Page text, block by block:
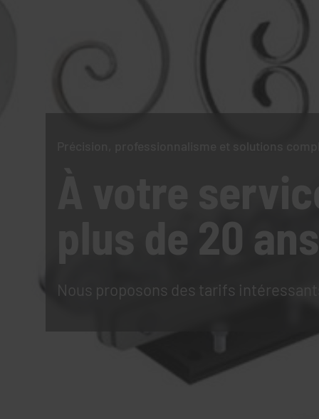
Précision, professionnalisme et solutions
À votre
plus de 20 ans
Nous proposons des tarifs